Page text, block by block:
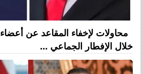
محاولات لإخفاء المقاعد عن
خلال الإفطار الجماعي ...